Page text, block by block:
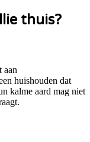
thuis?
aan
huishouden dat
kalme aard mag niet